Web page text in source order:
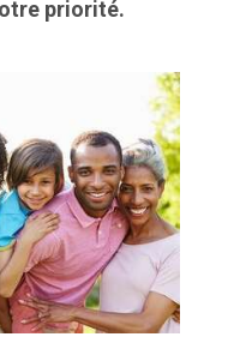
priorité.